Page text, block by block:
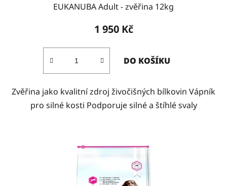
EUKANUBA Adult - zvěřina 12kg
1 950 Kč
DO KOŠÍKU
Zvěřina jako kvalitní zdroj živočišných bílkovin Vápník
pro silné kosti Podporuje silné a štíhlé svaly